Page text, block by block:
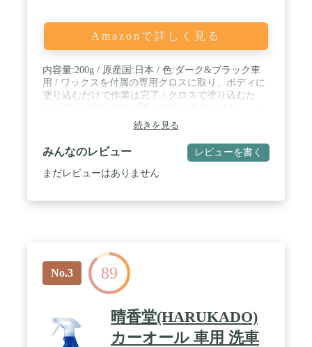
Amazonで詳しく見る
内容量:200g / 原産国:日本 / 色:ダーク&ブラック車
用 / ワックスを付属の専用クロスに取り、ボディに
塗り込むだけで作業は完了 / クロスで塗り込むた
続きを見る
みんなのレビュー レビューを書く
まだレビューはありません
No.3 89
晴香堂(HARUKADO)
カーオール 車用 洗車